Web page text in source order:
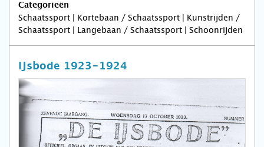
Categorieën
Schaatssport | Kortebaan / Schaatssport | Kunstrijden /
Schaatssport | Langebaan / Schaatssport | Schoonrijden
IJsbode 1923-1924